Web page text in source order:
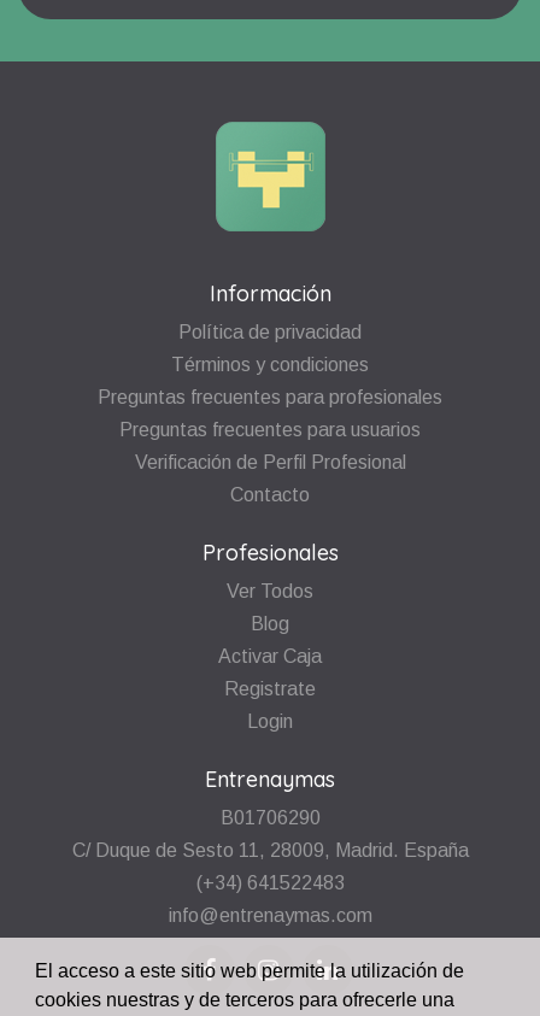
Información
Política de privacidad
Términos y condiciones
Preguntas frecuentes para profesionales
Preguntas frecuentes para usuarios
Verificación de Perfil Profesional
Contacto
Profesionales
Ver Todos
Blog
Activar Caja
Registrate
Login
Entrenaymas
B01706290
C/ Duque de Sesto 11, 28009, Madrid. España
(+34) 641522483
info@entrenaymas.com
El acceso a este sitio web permite la utilización de
cookies nuestras y de terceros para ofrecerle una